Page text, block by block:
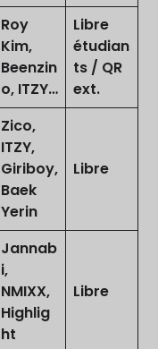
Roy
Kim,
Beenzin
o, ITZY…
Libre
étudian
ts / QR
ext.
Zico,
ITZY,
Giriboy,
Baek
Yerin
Libre
Jannab
i,
NMIXX,
Highlig
ht
Libre